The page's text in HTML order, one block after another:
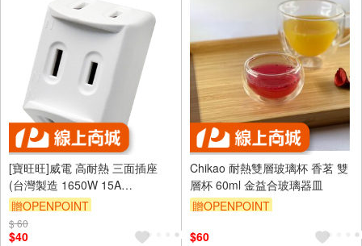
[寶旺旺]威電 高耐熱 三面插座
(台灣製造 1650W 15A
125VAC)CB-2032
贈OPENPOINT
訂單滿699享95折
$ 60
$40
Chikao 耐熱雙層玻璃杯 香茗 雙
層杯 60ml 金益合玻璃器皿
贈OPENPOINT
$60